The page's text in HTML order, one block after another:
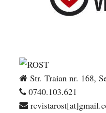
Str. Traian nr. 168,
0740.103.621